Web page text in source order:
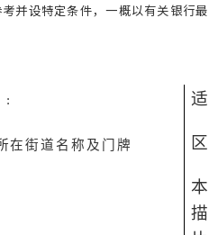
并设特定条件，一概以有关银行最
:
在街道名称及门牌